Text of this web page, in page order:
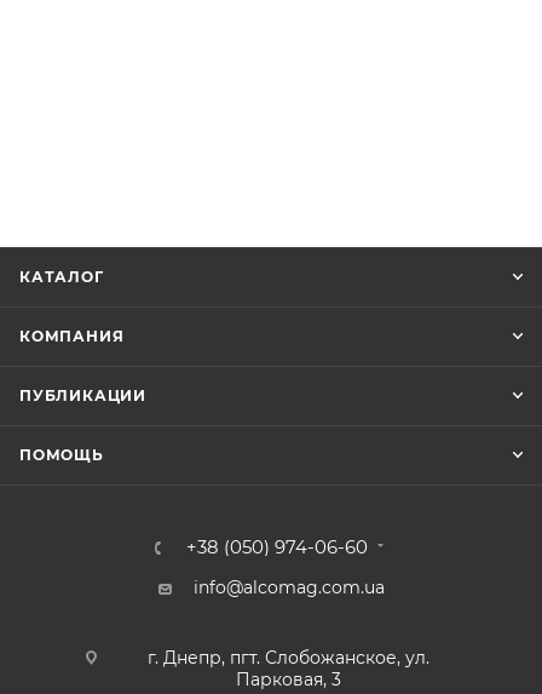
КАТАЛОГ
КОМПАНИЯ
ПУБЛИКАЦИИ
ПОМОЩЬ
+38 (050) 974-06-60
info@alcomag.com.ua
г. Днепр, пгт. Слобожанское, ул.
Парковая, 3